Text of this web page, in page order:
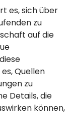
es, sich über
zu
auf die
Quellen
zu
Details, die
können,